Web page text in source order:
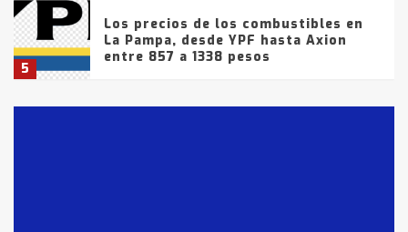
5
Los precios de los combustibles en
La Pampa, desde YPF hasta Axion
entre 857 a 1338 pesos